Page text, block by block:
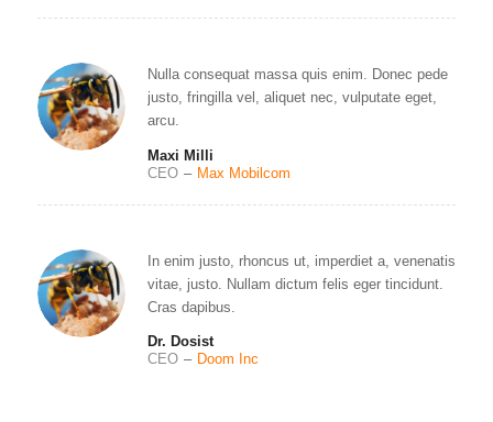
Nulla consequat massa quis enim. Donec pede
justo, fringilla vel, aliquet nec, vulputate eget,
arcu.
Maxi Milli
CEO – Max Mobilcom
In enim justo, rhoncus ut, imperdiet a, venenatis
vitae, justo. Nullam dictum felis eger tincidunt.
Cras dapibus.
Dr. Dosist
CEO – Doom Inc